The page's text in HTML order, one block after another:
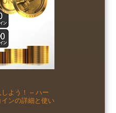
しよう！ – ハー
ンの詳細と使い